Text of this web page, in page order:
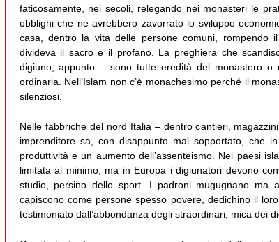
faticosamente, nei secoli, relegando nei monasteri le
obblighi che ne avrebbero zavorrato lo sviluppo
casa, dentro la vita delle persone comuni, rompendo
divideva il sacro e il profano. La preghiera che
digiuno, appunto – sono tutte eredità del monastero o
ordinaria. Nell’Islam non c’è monachesimo perché il
silenziosi.
Nelle fabbriche del nord Italia – dentro cantieri,
imprenditore sa, con disappunto mal sopportato, che
produttività e un aumento dell’assenteismo. Nei paesi
limitata al minimo; ma in Europa i digiunatori devono
studio, persino dello sport. I padroni mugugnano ma
capiscono come persone spesso povere, dedichino il
testimoniato dall’abbondanza degli straordinari, mica dei